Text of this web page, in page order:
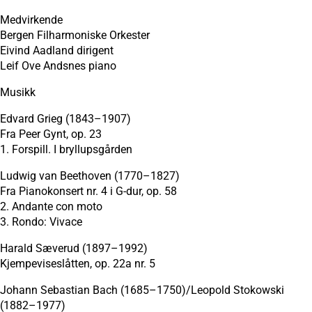
Medvirkende
Bergen Filharmoniske Orkester
Eivind Aadland dirigent
Leif Ove Andsnes piano
Musikk
Edvard Grieg (1843–1907)
Fra Peer Gynt, op. 23
1. Forspill. I bryllupsgården
Ludwig van Beethoven (1770–1827)
Fra Pianokonsert nr. 4 i G-dur, op. 58
2. Andante con moto
3. Rondo: Vivace
Harald Sæverud (1897–1992)
Kjempeviseslåtten, op. 22a nr. 5
Johann Sebastian Bach (1685–1750)/Leopold Stokowski
(1882–1977)